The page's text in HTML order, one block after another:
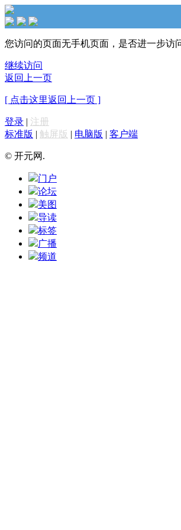
您访问的页面无手机页面，是否进一步访
继续访问
返回上一页
[ 点击这里返回上一页 ]
登录 | 注册
标准版 | 触屏版 | 电脑版 | 客户端
© 开元网.
门户
论坛
美图
导读
标签
广播
频道